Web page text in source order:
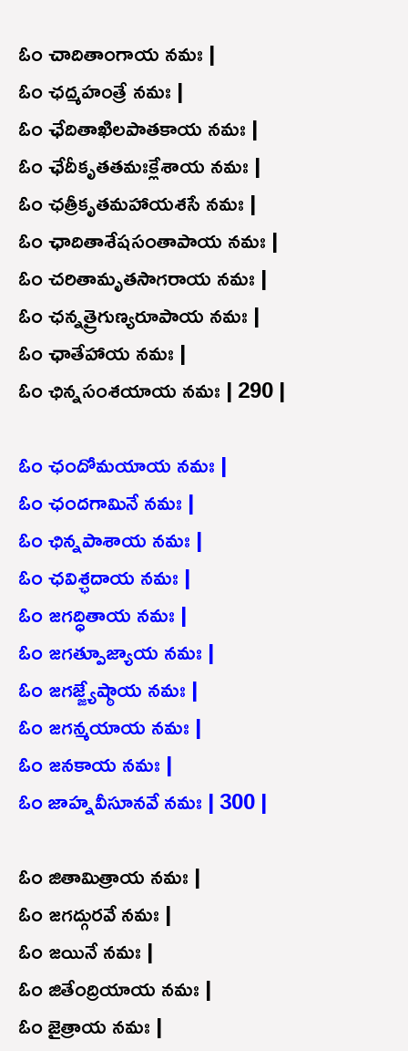
ఓం చాదితాంగాయ నమః |
ఓం ఛద్మహంత్రే నమః |
ఓం ఛేదితాఖిలపాతకాయ నమః |
ఓం ఛేదీకృతతమఃక్లేశాయ నమః |
ఓం ఛత్రీకృతమహాయశసే నమః |
ఓం ఛాదితాశేషసంతాపాయ నమః |
ఓం చరితామృతసాగరాయ నమః |
ఓం ఛన్నత్రైగుణ్యరూపాయ నమః |
ఓం ఛాతేహాయ నమః |
ఓం ఛిన్నసంశయాయ నమః | 290 |
ఓం ఛందోమయాయ నమః |
ఓం ఛందగామినే నమః |
ఓం ఛిన్నపాశాయ నమః |
ఓం ఛవిశ్ఛదాయ నమః |
ఓం జగద్ధితాయ నమః |
ఓం జగత్పూజ్యాయ నమః |
ఓం జగజ్జ్యేష్ఠాయ నమః |
ఓం జగన్మయాయ నమః |
ఓం జనకాయ నమః |
ఓం జాహ్నవీసూనవే నమః | 300 |
ఓం జితామిత్రాయ నమః |
ఓం జగద్గురవే నమః |
ఓం జయినే నమః |
ఓం జితేంద్రియాయ నమః |
ఓం జైత్రాయ నమః |